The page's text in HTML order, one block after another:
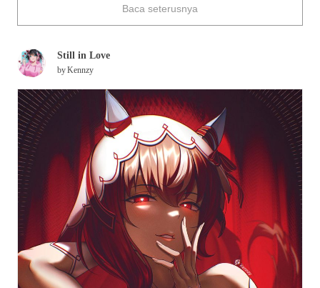
Kali ini, kami telah membawakan ilustrasi yang menonjolkan
warna merah sebagai elemen utama. Nikmatilah!
Baca seterusnya
Still in Love
byKennzy